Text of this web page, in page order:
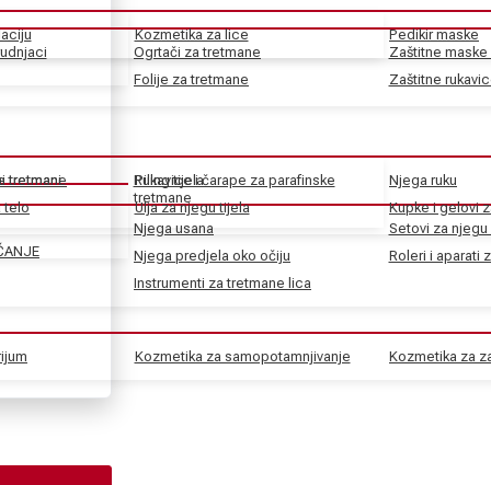
tretmane
Rukavice i čarape za parafinske
tretmane
Ogrtači za tretmane
Folije za tretmane
Zaštitne
Zaštitne
Njega usana
Njega predjela oko očiju
Instrumenti za tretmane lica
Setovi za njegu
Roleri i aparati
Kozmetika za lice Pedikir maske
tretmani
telo
Piling tijela
Ulja za njegu tijela
Njega ruku
Kupke i gelovi
Kozmetika za samopotamnjivanje Kozmetika za